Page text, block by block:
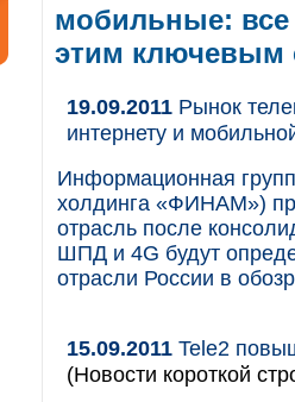
мобильные:
этим ключевым
19.09.2011 Рынок
интернету и
Информационная
холдинга «ФИНАМ»)
отрасль после
ШПД и 4G будут
отрасли России в
15.09.2011 Tele2
(Новости короткой